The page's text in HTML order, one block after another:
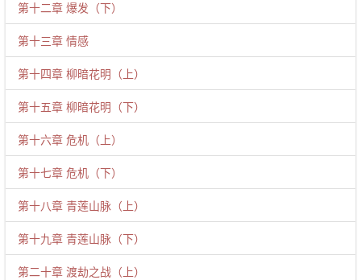
第十二章 爆发（下）
第十三章 情感
第十四章 柳暗花明（上）
第十五章 柳暗花明（下）
第十六章 危机（上）
第十七章 危机（下）
第十八章 青莲山脉（上）
第十九章 青莲山脉（下）
第二十章 渡劫之战（上）